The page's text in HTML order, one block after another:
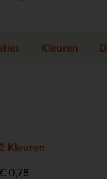
Kleuren
2 Kleuren
€ 0,78